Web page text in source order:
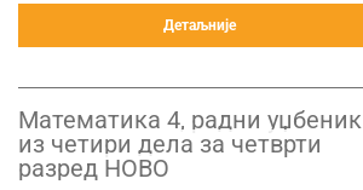
Детаљније
Математика 4, радни уџбеник
из четири дела за четврти
разред НОВО